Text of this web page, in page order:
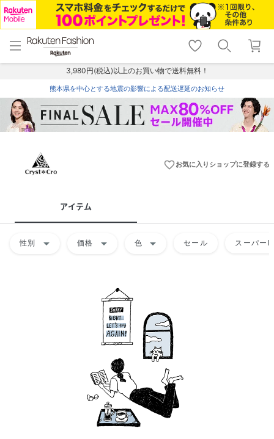
menu home
トップ
shopping_cart lock_outline
ログイン
3,980円(税込)以上のお買い物で送料無料！
熊本県を中心とする地震の影響による配送遅延のお知らせ
favorite_borderお気に入りショップに登録する
アイテム
性別 arrow_drop_down 価格 arrow_drop_down 色 arrow_drop_down セール スーパー